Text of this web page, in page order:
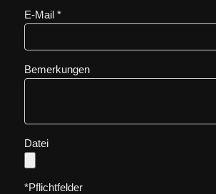
E-Mail *
Bemerkungen
Datei
*Pflichtfelder